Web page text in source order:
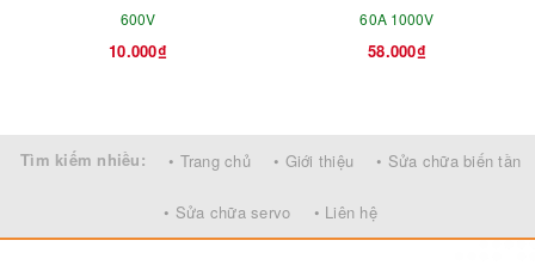
600V
10.000₫
60A 1000V
58.000₫
Tìm kiếm nhiều: • Trang chủ • Giới thiệu • Sửa chữa biến tần
• Sửa chữa servo • Liên hệ